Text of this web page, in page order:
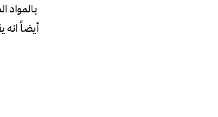
بالمواد
أيضاً انه